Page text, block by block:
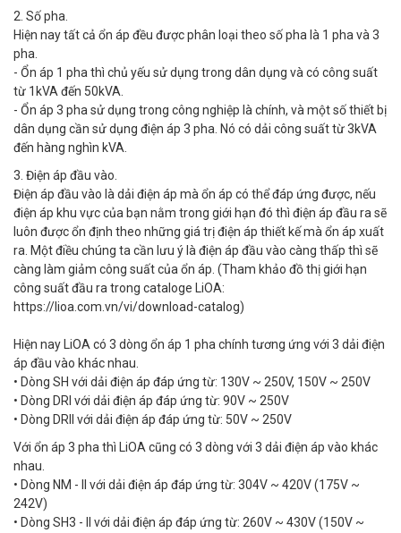
2. Số pha.
Hiện nay tất cả ổn áp đều được phân loại theo số pha là 1 pha và 3
pha.
- Ổn áp 1 pha thì chủ yếu sử dụng trong dân dụng và có công suất
từ 1kVA đến 50kVA.
- Ổn áp 3 pha sử dụng trong công nghiệp là chính, và một số thiết bị
dân dụng cần sử dụng điện áp 3 pha. Nó có dải công suất từ 3kVA
đến hàng nghìn kVA.
3. Điện áp đầu vào.
Điện áp đầu vào là dải điện áp mà ổn áp có thể đáp ứng được, nếu
điện áp khu vực của bạn nằm trong giới hạn đó thì điện áp đầu ra sẽ
luôn được ổn định theo những giá trị điện áp thiết kế mà ổn áp xuất
ra. Một điều chúng ta cần lưu ý là điện áp đầu vào càng thấp thì sẽ
càng làm giảm công suất của ổn áp. (Tham khảo đồ thị giới hạn
công suất đầu ra trong cataloge LiOA:
https://lioa.com.vn/vi/download-catalog)
Hiện nay LiOA có 3 dòng ổn áp 1 pha chính tương ứng với 3 dải điện
áp đầu vào khác nhau.
• Dòng SH với dải điện áp đáp ứng từ: 130V ~ 250V, 150V ~ 250V
• Dòng DRI với dải điện áp đáp ứng từ: 90V ~ 250V
• Dòng DRII với dải điện áp đáp ứng từ: 50V ~ 250V
Với ổn áp 3 pha thì LiOA cũng có 3 dòng với 3 dải điện áp vào khác
nhau.
• Dòng NM - II với dải điện áp đáp ứng từ: 304V ~ 420V (175V ~
242V)
• Dòng SH3 - II với dải điện áp đáp ứng từ: 260V ~ 430V (150V ~